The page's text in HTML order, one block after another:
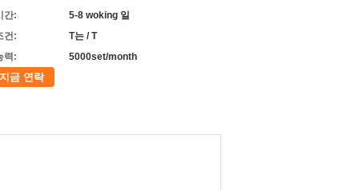
간:
5-8 woking 일
건:
T는 / T
력:
5000set/month
지금 연락